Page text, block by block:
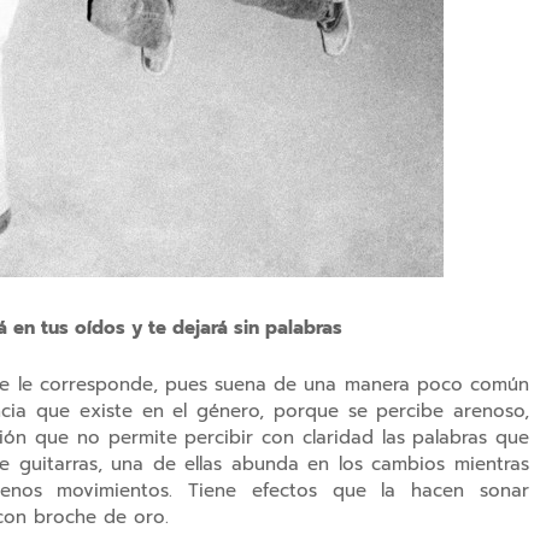
en tus oídos y te dejará sin palabras
corresponde, pues suena de una manera poco común
que existe en el género, porque se percibe arenoso,
que no permite percibir con claridad las palabras que
guitarras, una de ellas abunda en los cambios mientras
movimientos. Tiene efectos que la hacen sonar
broche de oro.